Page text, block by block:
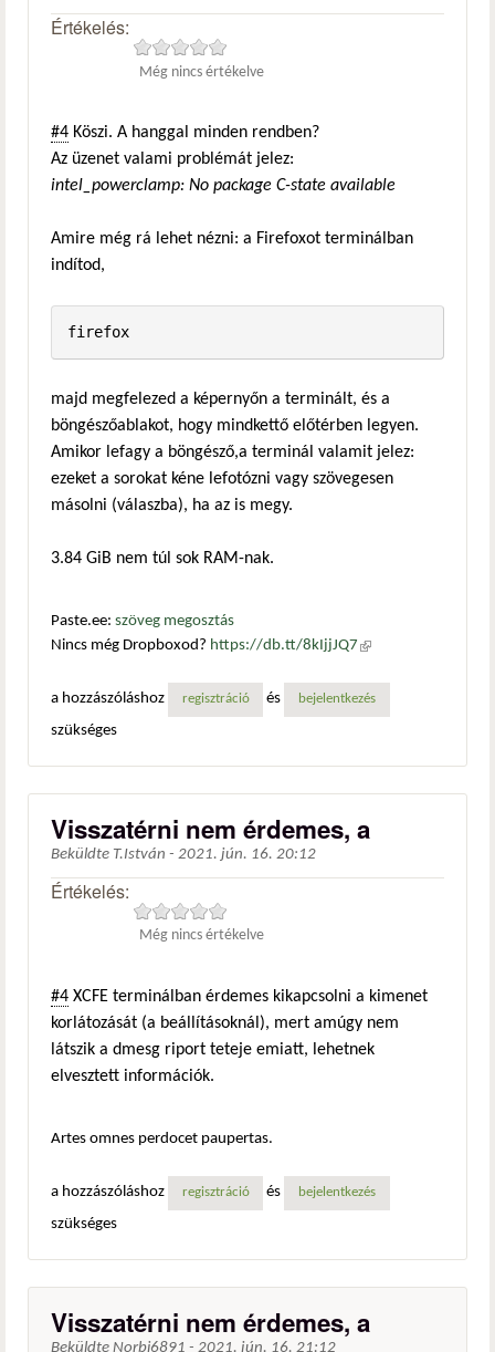
Értékelés:
Még nincs értékelve
#4 Köszi. A hanggal minden rendben?
Az üzenet valami problémát jelez:
intel_powerclamp: No package C-state available
Amire még rá lehet nézni: a Firefoxot terminálban
indítod,
firefox
majd megfelezed a képernyőn a terminált, és a
böngészőablakot, hogy mindkettő előtérben legyen.
Amikor lefagy a böngésző,a terminál valamit jelez:
ezeket a sorokat kéne lefotózni vagy szövegesen
másolni (válaszba), ha az is megy.
3.84 GiB nem túl sok RAM-nak.
Paste.ee: szöveg megosztás
Nincs még Dropboxod? https://db.tt/8kIjjJQ7 (külső
a hozzászóláshoz
regisztráció és bejelentkezés
szükséges
Visszatérni nem érdemes, a
Beküldte T.István - 2021. jún. 16. 20:12
Értékelés:
Még nincs értékelve
#4 XCFE terminálban érdemes kikapcsolni a kimenet
korlátozását (a beállításoknál), mert amúgy nem
látszik a dmesg riport teteje emiatt, lehetnek
elvesztett információk.
Artes omnes perdocet paupertas.
a hozzászóláshoz regisztráció és bejelentkezés
szükséges
Visszatérni nem érdemes, a
Beküldte Norbi6891 - 2021. jún. 16. 21:12